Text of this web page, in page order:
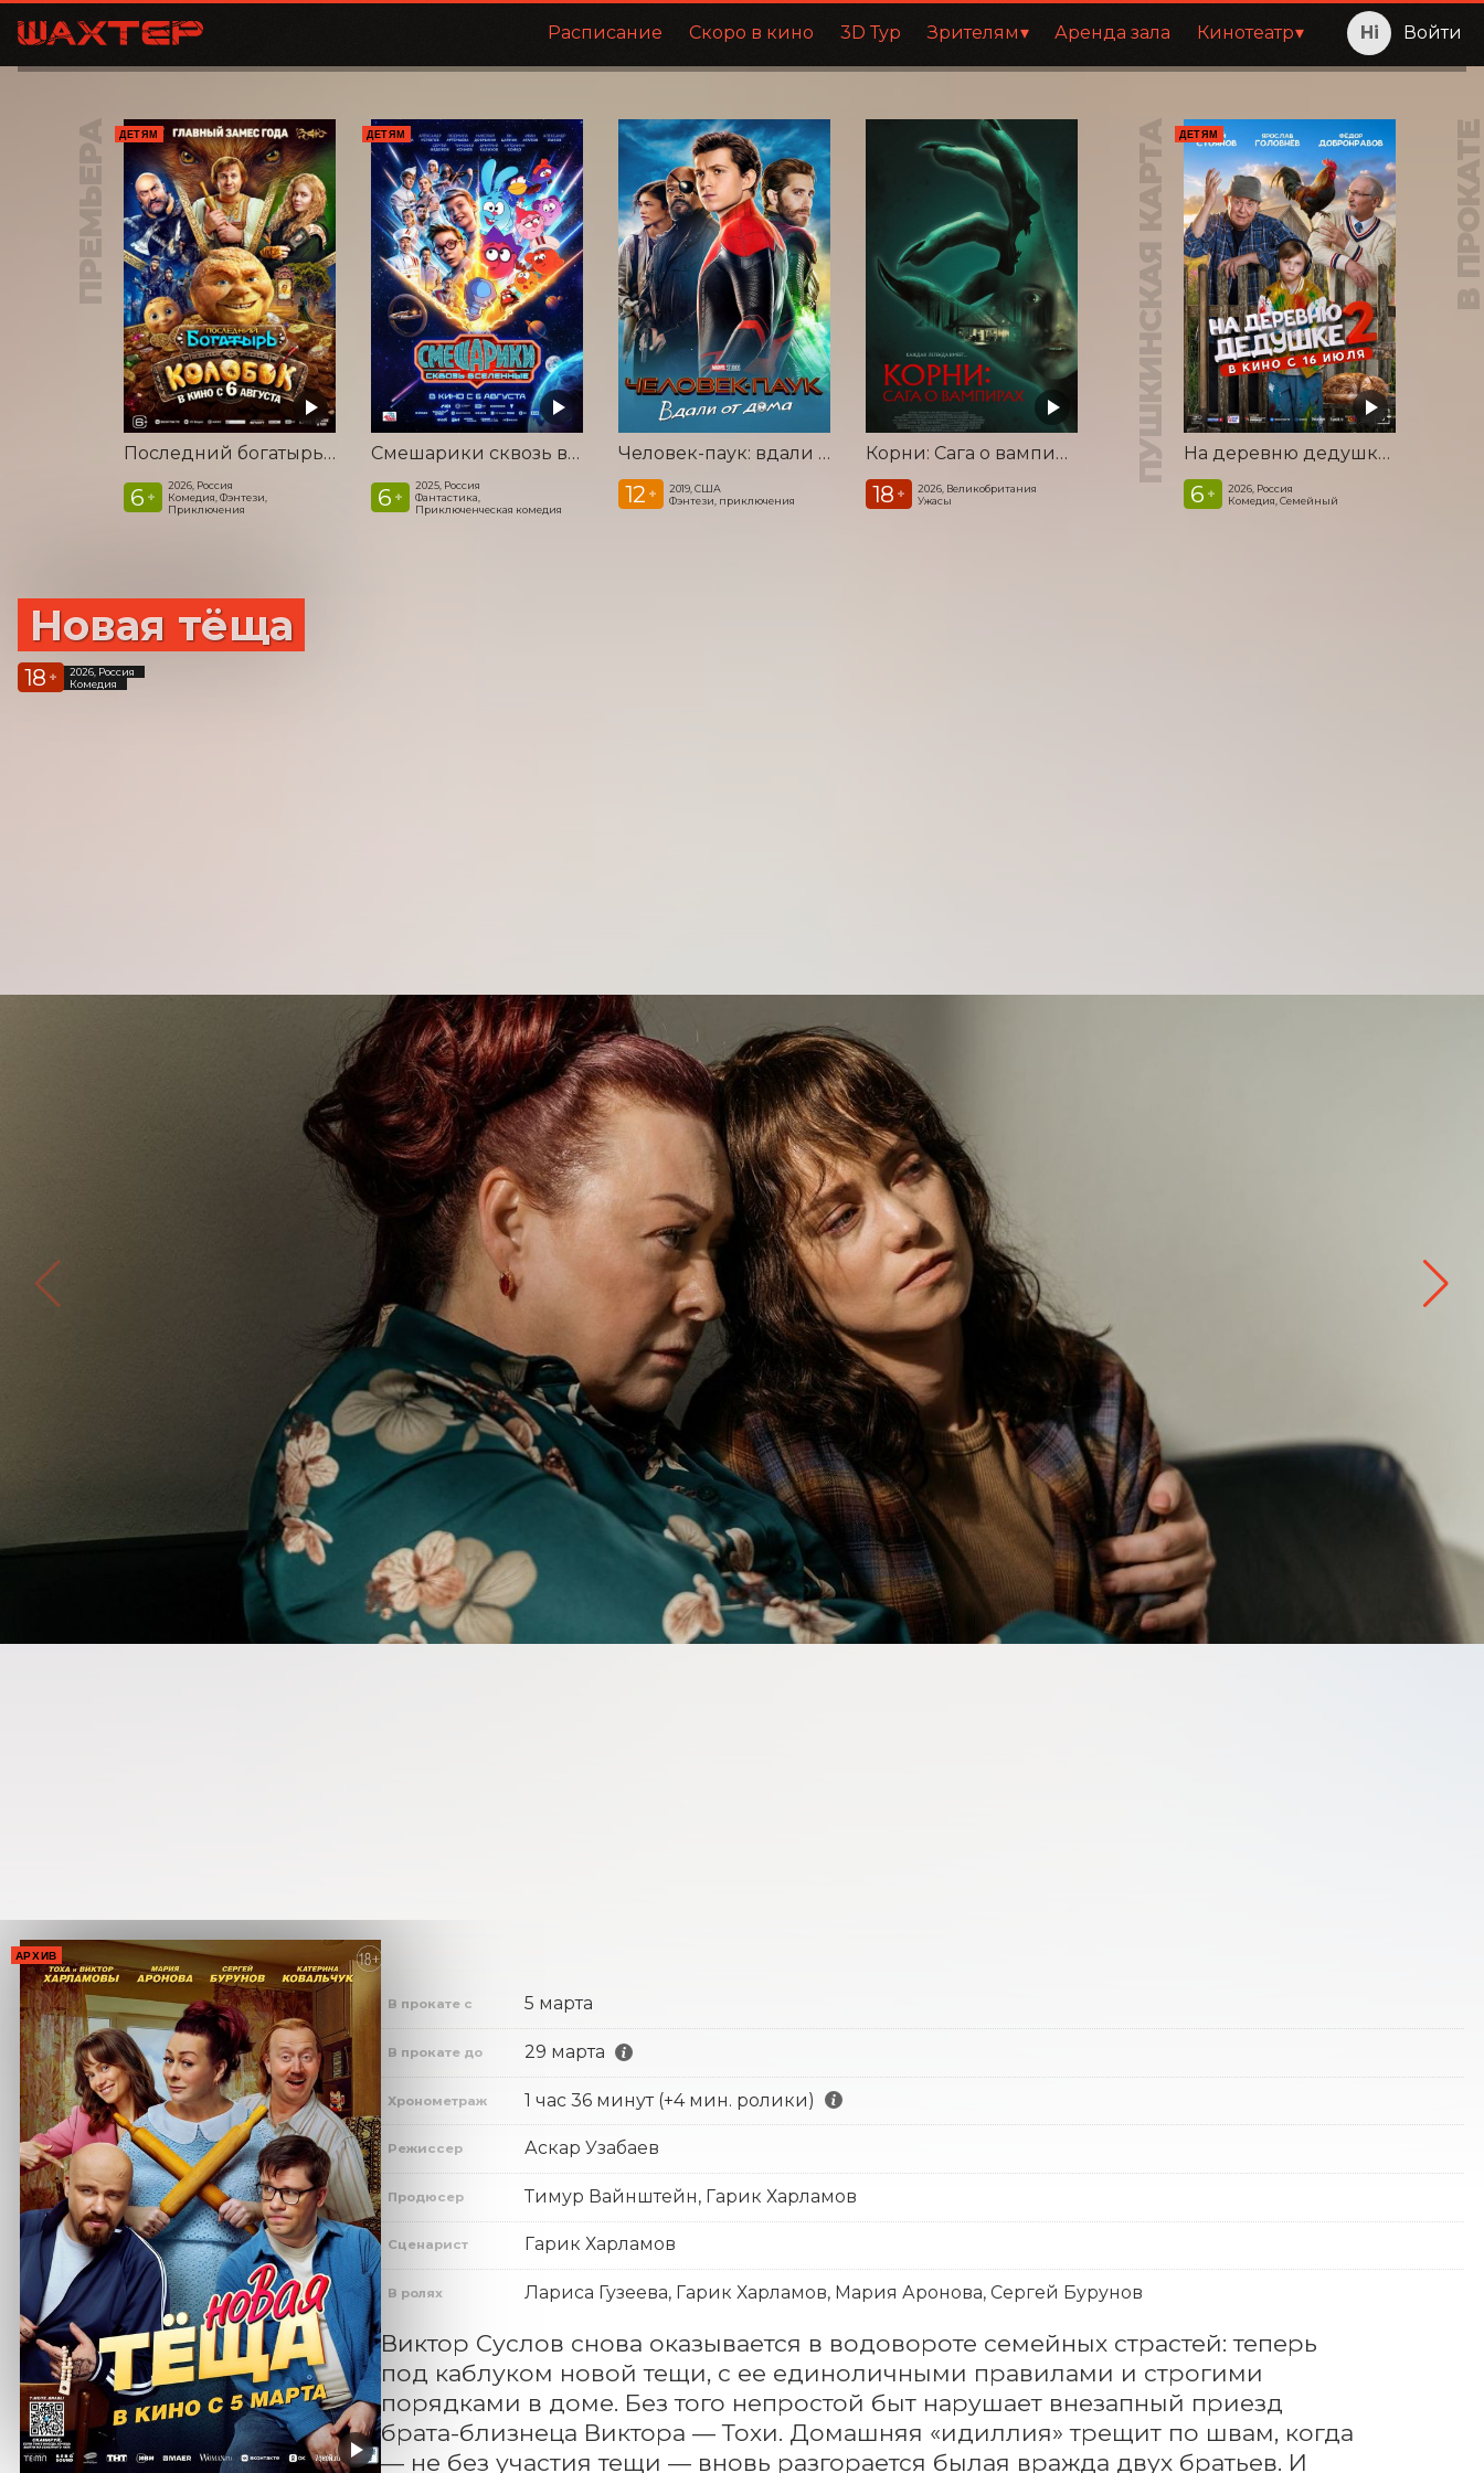
Расписание Скоро в кино 3D Тур Зрителям Аренда зала Кинотеатр Войти
ПРЕМЬЕРА ДЕТЯМ
Последний богатырь. Колобок
6 +
2026, Россия
Комедия, Фэнтези,
Приключения
ДЕТЯМ
Смешарики сквозь вселенные
6 +
2025, Россия
Фантастика,
Приключенческая комедия
Человек-паук: вдали от дома
12 +
2019, США
Фэнтези, приключения
Корни: Сага о вампирах
18 +
2026, Великобритания
Ужасы
ПУШКИНСКАЯ КАРТА ДЕТЯМ
На деревню дедушке 2
6 +
2026, Россия
Комедия, Семейный
В
Новая тёща
18 +
2026, Россия
Комедия
АРХИВ
В прокате с 5 марта
В прокате до 29 марта
Хронометраж 1 час 36 минут (+4 мин. ролики)
Режиссер Аскар Узабаев
Продюсер Тимур Вайнштейн, Гарик Харламов
Сценарист Гарик Харламов
В ролях Лариса Гузеева, Гарик Харламов, Мария Аронова, Сергей Бурунов
Виктор Суслов снова оказывается в водовороте семейных страстей: теперь
под каблуком новой тещи, с ее единоличными правилами и строгими
порядками в доме. Без того непростой быт нарушает внезапный приезд
брата-близнеца Виктора — Тохи. Домашняя «идиллия» трещит по швам, когда
— не без участия тещи — вновь разгорается былая вражда двух братьев. И